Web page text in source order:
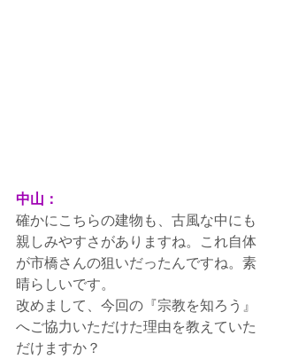
中山：
確かにこちらの建物も、古風な中にも
親しみやすさがありますね。これ自体
が市橋さんの狙いだったんですね。素
晴らしいです。
改めまして、今回の『宗教を知ろう』
へご協力いただけた理由を教えていた
だけますか？